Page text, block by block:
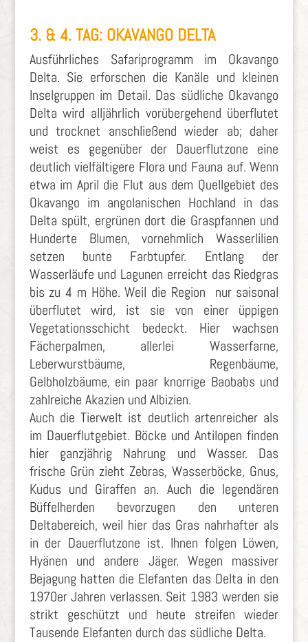
3. & 4. TAG: OKAVANGO DELTA
Ausführliches Safariprogramm im Okavango
Delta. Sie erforschen die Kanäle und kleinen
Inselgruppen im Detail. Das südliche Okavango
Delta wird alljährlich vorübergehend überflutet
und trocknet anschließend wieder ab; daher
weist es gegenüber der Dauerflutzone eine
deutlich vielfältigere Flora und Fauna auf. Wenn
etwa im April die Flut aus dem Quellgebiet des
Okavango im angolanischen Hochland in das
Delta spült, ergrünen dort die Graspfannen und
Hunderte Blumen, vornehmlich Wasserlilien
setzen bunte Farbtupfer. Entlang der
Wasserläufe und Lagunen erreicht das Riedgras
bis zu 4 m Höhe. Weil die Region nur saisonal
überflutet wird, ist sie von einer üppigen
Vegetationsschicht bedeckt. Hier wachsen
Fächerpalmen, allerlei Wasserfarne,
Leberwurstbäume, Regenbäume,
Gelbholzbäume, ein paar knorrige Baobabs und
zahlreiche Akazien und Albizien.
Auch die Tierwelt ist deutlich artenreicher als
im Dauerflutgebiet. Böcke und Antilopen finden
hier ganzjährig Nahrung und Wasser. Das
frische Grün zieht Zebras, Wasserböcke, Gnus,
Kudus und Giraffen an. Auch die legendären
Büffelherden bevorzugen den unteren
Deltabereich, weil hier das Gras nahrhafter als
in der Dauerflutzone ist. Ihnen folgen Löwen,
Hyänen und andere Jäger. Wegen massiver
Bejagung hatten die Elefanten das Delta in den
1970er Jahren verlassen. Seit 1983 werden sie
strikt geschützt und heute streifen wieder
Tausende Elefanten durch das südliche Delta.